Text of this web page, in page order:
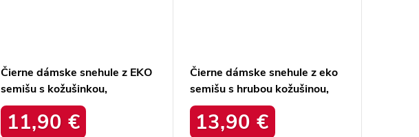
Čierne dámske snehule z EKO
semišu s kožušinkou,
platforma, M563 BLACK
11,90 €
Čierne dámske snehule z eko
semišu s hrubou kožušinou,
kód produktu 20213-4A
BLACK
13,90 €